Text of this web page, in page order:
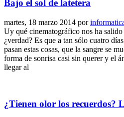
Bajo el sol de latetera
martes, 18 marzo 2014 por
Uy qué cinematográfico nos ha
¿verdad? Es que a tan sólo cuatro
pasan estas cosas, que la sangre se
forma de sonrisa casi sin querer y el
llegar al
¿Tienen olor los recuerdos?